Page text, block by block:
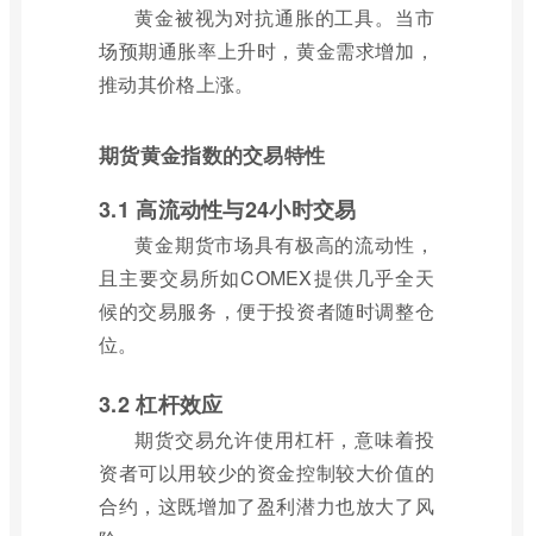
黄金被视为对抗通胀的工具。当市
场预期通胀率上升时，黄金需求增加，
推动其价格上涨。
期货黄金指数的交易特性
3.1 高流动性与24小时交易
黄金期货市场具有极高的流动性，
且主要交易所如COMEX提供几乎全天
候的交易服务，便于投资者随时调整仓
位。
3.2 杠杆效应
期货交易允许使用杠杆，意味着投
资者可以用较少的资金控制较大价值的
合约，这既增加了盈利潜力也放大了风